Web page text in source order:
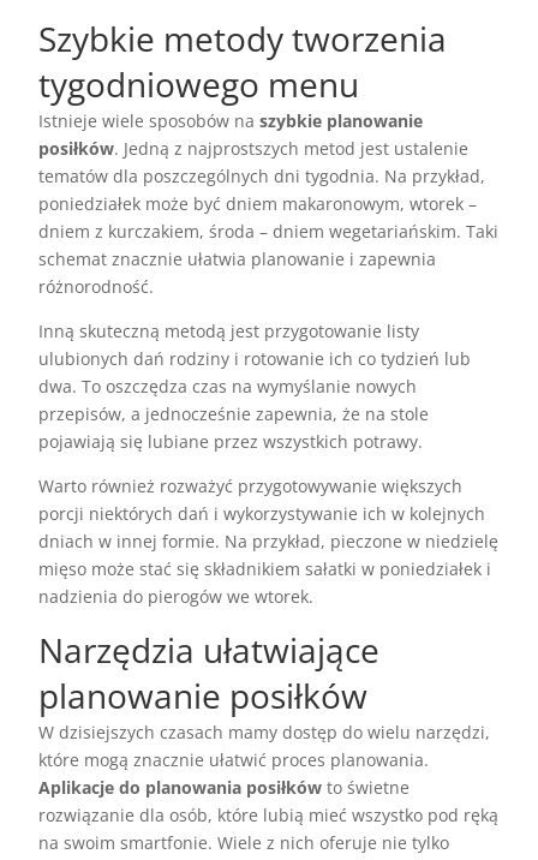
Szybkie metody tworzenia
tygodniowego menu
Istnieje wiele sposobów naszybkie planowanie
posiłków. Jedną z najprostszych metod jest ustalenie
tematów dla poszczególnych dni tygodnia. Na przykład,
poniedziałek może być dniem makaronowym, wtorek –
dniem z kurczakiem, środa – dniem wegetariańskim. Taki
schemat znacznie ułatwia planowanie i zapewnia
różnorodność.
Inną skuteczną metodą jest przygotowanie listy
ulubionych dań rodziny i rotowanie ich co tydzień lub
dwa. To oszczędza czas na wymyślanie nowych
przepisów, a jednocześnie zapewnia, że na stole
pojawiają się lubiane przez wszystkich potrawy.
Warto również rozważyć przygotowywanie większych
porcji niektórych dań i wykorzystywanie ich w kolejnych
dniach w innej formie. Na przykład, pieczone w niedzielę
mięso może stać się składnikiem sałatki w poniedziałek i
nadzienia do pierogów we wtorek.
Narzędzia ułatwiające
planowanie posiłków
W dzisiejszych czasach mamy dostęp do wielu narzędzi,
które mogą znacznie ułatwić proces planowania.
Aplikacje do planowania posiłków to świetne
rozwiązanie dla osób, które lubią mieć wszystko pod ręką
na swoim smartfonie. Wiele z nich oferuje nie tylko